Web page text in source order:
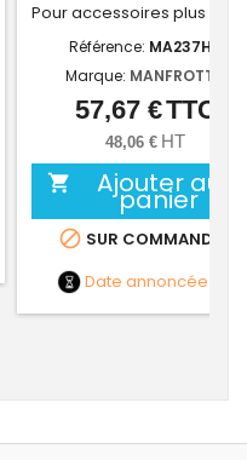
Pour accessoires plus
Référence: MA237HD
Marque: MANFROTTO
Prix
57,67 €TTC
48,06 € HT
 Ajouter au
panier
 SUR COMMANDE
Date annoncée